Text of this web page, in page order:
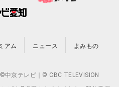
アム ニュース よみもの
京テレビ｜© CBC TELEVISION